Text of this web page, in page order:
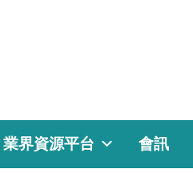
業界資源平台 會訊